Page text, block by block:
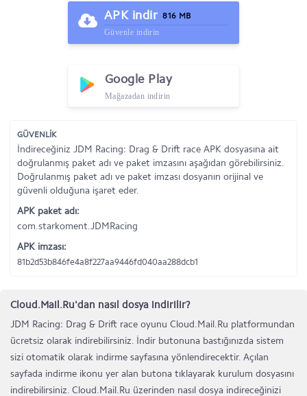
APK indir 816 MB
Güvenle indirin
Google Play
Mağazadan indirin
GÜVENLİK
İndireceğiniz JDM Racing: Drag & Drift race APK dosyasına ait
doğrulanmış paket adı ve paket imzasını aşağıdan görebilirsiniz.
Doğrulanmış paket adı ve paket imzası dosyanın orijinal ve
güvenli olduğuna işaret eder.
APK paket adı:
com.starkoment.JDMRacing
APK imzası:
81b2d53b846fe4a8f227aa9446fd040aa288dcb1
Cloud.Mail.Ru'dan nasıl dosya indirilir?
JDM Racing: Drag & Drift race oyunu Cloud.Mail.Ru platformundan
ücretsiz olarak indirebilirsiniz. İndir butonuna bastığınızda sistem
sizi otomatik olarak indirme sayfasına yönlendirecektir. Açılan
sayfada indirme ikonu yer alan butona tıklayarak kurulum dosyasını
indirebilirsiniz. Cloud.Mail.Ru üzerinden nasıl dosya indireceğinizi